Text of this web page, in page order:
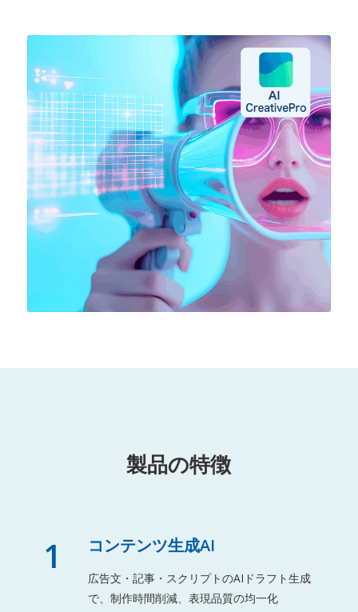
製品の特徴
1 コンテンツ生成AI
広告文・記事・スクリプトのAIドラフト生成
で、制作時間削減、表現品質の均一化